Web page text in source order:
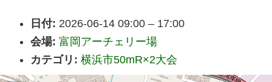
日付: 2026-06-14 09:00 – 17:00
会場: 富岡アーチェリー場
カテゴリ: 横浜市50mR×2大会